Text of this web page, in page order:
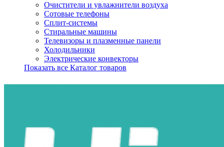
Очистители и увлажнители воздуха
Сотовые телефоны
Сплит-системы
Стиральные машины
Телевизоры и плазменные панели
Холодильники
Электрические конвекторы
Показать все Каталог товаров